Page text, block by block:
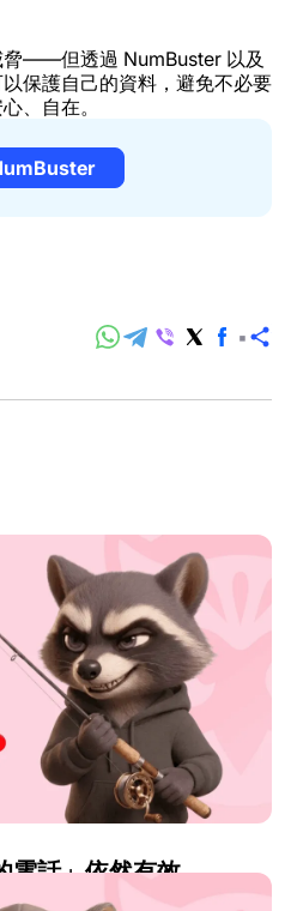
脅——但透過 NumBuster 以及
保護自己的資料，避免不必要
、自在。
電話」依然有效